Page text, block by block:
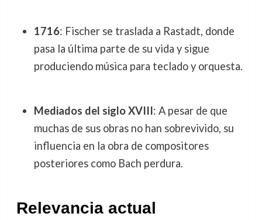
1716: Fischer se traslada a Rastadt, donde
pasa la última parte de su vida y sigue
produciendo música para teclado y orquesta.
Mediados del siglo XVIII: A pesar de que
muchas de sus obras no han sobrevivido, su
influencia en la obra de compositores
posteriores como Bach perdura.
Relevancia actual